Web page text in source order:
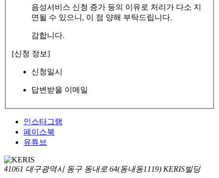
음성서비스 신청 증가 등의 이유로 처리가 다소 지
연될 수 있으니, 이 점 양해 부탁드립니다.
감합니다.
[신청 정보]
신청일시
답변받을 이메일
인스타그램
페이스북
유튜브
41061 대구광역시 동구 동내로 64(동내동1119) KERIS빌딩